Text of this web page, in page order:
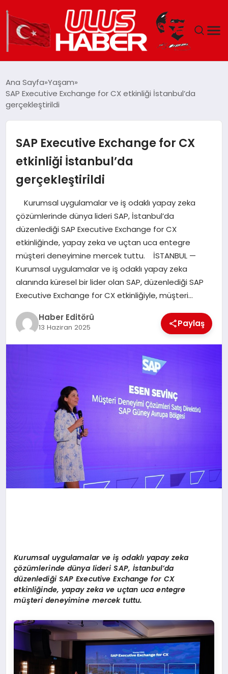
DÜNYA
TEKNOLOJI
EĞITIM
MAGAZIN
SPOR
YAŞAM
Ana Sayfa Yaşam
SAP Executive Exchange for CX etkinliği İstanbul’da
gerçekleştirildi
SAP Executive Exchange for CX
etkinliği İstanbul’da
gerçekleştirildi
Kurumsal uygulamalar ve iş odaklı yapay zeka
çözümlerinde dünya lideri SAP, İstanbul’da
düzenlediği SAP Executive Exchange for CX
etkinliğinde, yapay zeka ve uçtan uca entegre
müşteri deneyimine mercek tuttu. İSTANBUL —
Kurumsal uygulamalar ve iş odaklı yapay zeka
alanında küresel bir lider olan SAP, düzenlediği SAP
Executive Exchange for CX etkinliğiyle, müşteri…
Haber Editörü
13 Haziran 2025 Paylaş
Kurumsal uygulamalar ve iş odaklı yapay zeka
çözümlerinde dünya lideri SAP, İstanbul’da
düzenlediği SAP Executive Exchange for CX
etkinliğinde, yapay zeka ve uçtan uca entegre
müşteri deneyimine mercek tuttu.